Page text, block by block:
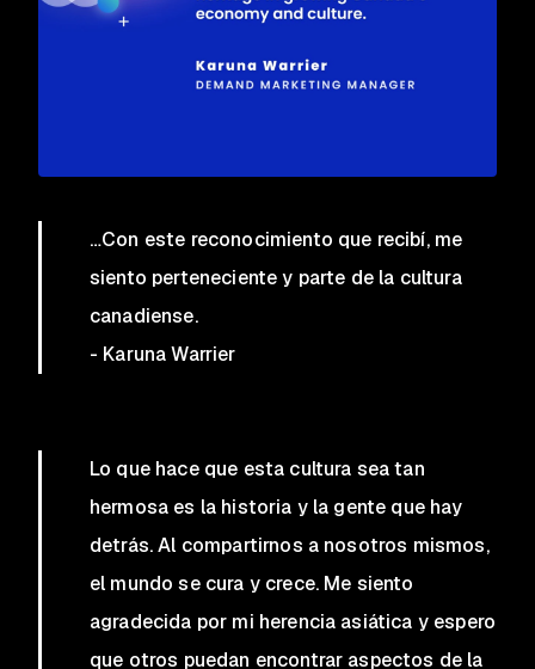
…Con este reconocimiento que recibí, me
siento perteneciente y parte de la cultura
canadiense.
- Karuna Warrier
Lo que hace que esta cultura sea tan
hermosa es la historia y la gente que hay
detrás. Al compartirnos a nosotros mismos,
el mundo se cura y crece. Me siento
agradecida por mi herencia asiática y espero
que otros puedan encontrar aspectos de la